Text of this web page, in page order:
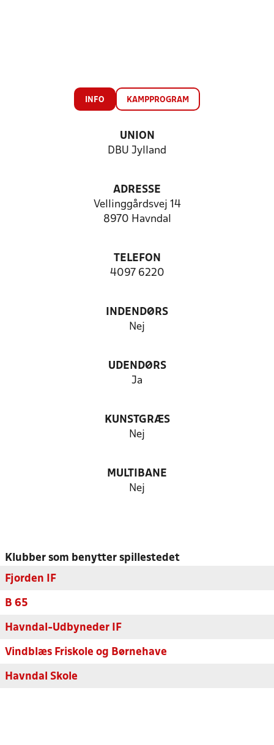
INFO KAMPPROGRAM
UNION
DBU Jylland
ADRESSE
Vellinggårdsvej 14
8970 Havndal
TELEFON
4097 6220
INDENDØRS
Nej
UDENDØRS
Ja
KUNSTGRÆS
Nej
MULTIBANE
Nej
Klubber som benytter spillestedet
Fjorden IF
B 65
Havndal-Udbyneder IF
Vindblæs Friskole og Børnehave
Havndal Skole